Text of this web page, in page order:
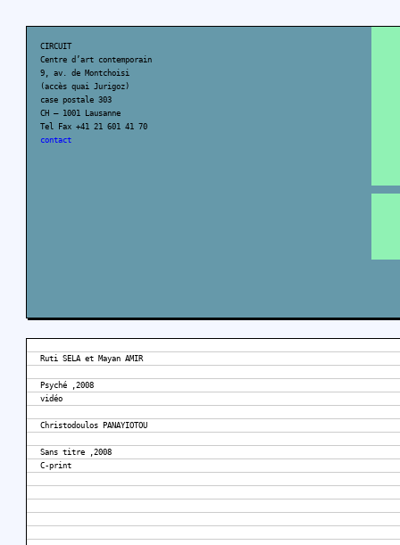
CIRCUIT
Centre d’art contemporain
9, av. de Montchoisi
(accès quai Jurigoz)
case postale 303
CH – 1001 Lausanne
Tel Fax +41 21 601 41 70
contact
Ruti SELA et Mayan AMIR
Psyché ,2008
vidéo
Christodoulos PANAYIOTOU
Sans titre ,2008
C-print